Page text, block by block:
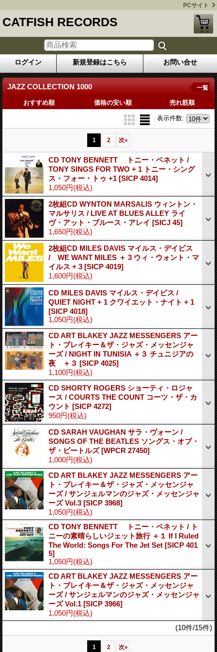
PCサイト
CATFISH RECORDS
ログイン 新規登録はこちら お問い合せ
JAZZ COLLECTION 1000 一覧
おすすめ順 価格の安い順 売れ筋順
表示件数:
1 2 次»
CD TONY BENNETT トニー・ベネット /
TONY SINGS FOR TWO + 1 トニー・シング
ス・フォー・トゥ +1 [SICP 4014]
1,050円(税込)
2枚組CD WYNTON MARSALIS ウィントン・
マルサリス / LIVE AT BLUES ALLEY ライ
ヴ・アット・ブルース・アレイ [SICJ 45]
1,650円(税込)
2枚組CD MILES DAVIS マイルス・デイビス
/ WE WANT MILES ＋ 3 ウィ・ウォント・マ
イルス + 3 [SICP 4019]
1,600円(税込)
CD MILES DAVIS マイルス・デイビス /
QUIET NIGHT + 1 クワイエット・ナイト + 1
[SICP 4018]
1,050円(税込)
CD ART BLAKEY JAZZ MESSENGERS アー
ト・ブレイキー＆ザ・ジャズ・メッセンジャ
ーズ / NIGHT IN TUNISIA ＋３ チュニジアの
夜 ＋３ [SICP 4025]
1,100円(税込)
CD SHORTY ROGERS ショーティ・ロジャ
ース / COURTS THE COUNT コーツ・ザ・カ
ウント [SICP 4272]
950円(税込)
CD SARAH VAUGHAN サラ・ヴォーン /
SONGS OF THE BEATLES ソングス・オブ・
ザ・ビートルズ[WPCR 27450]
1,000円(税込)
CD ART BLAKEY JAZZ MESSENGERS アー
ト・ブレイキー＆ザ・ジャズ・メッセンジャ
ーズ / サンジェルマンのジャズ・メッセンジャ
ーズ Vol.3 [SICP 3968]
1,050円(税込)
CD TONY BENNETT トニー・ベネット / ト
ニーの素晴らしいジェット旅行 ＋１ If I Ruled
The World: Songs For The Jet Set [SICP 401
5]
1,050円(税込)
CD ART BLAKEY JAZZ MESSENGERS アー
ト・ブレイキー＆ザ・ジャズ・メッセンジャ
ーズ / サンジェルマンのジャズ・メッセンジャ
ーズ Vol.1 [SICP 3966]
1,050円(税込)
(10件/15件)
1 2 次»